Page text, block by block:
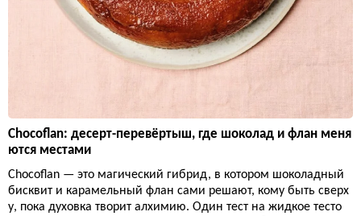
Chocoflan: десерт-перевёртыш, где шоколад и флан меня
ются местами
Chocoflan — это магический гибрид, в котором шоколадный
бисквит и карамельный флан сами решают, кому быть сверх
у, пока духовка творит алхимию. Один тест на жидкое тесто